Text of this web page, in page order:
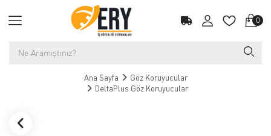
0
Ana Sayfa
Göz Koruyucular
DeltaPlus Göz Koruyucular